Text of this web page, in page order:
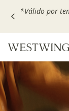
Escolha seu